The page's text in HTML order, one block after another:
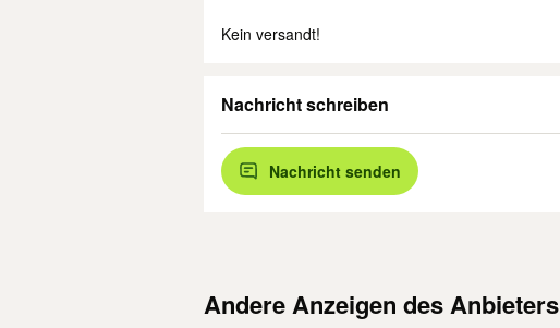
Kein versandt!
Nachricht schreiben
Nachricht senden
Andere Anzeigen des Anbieters